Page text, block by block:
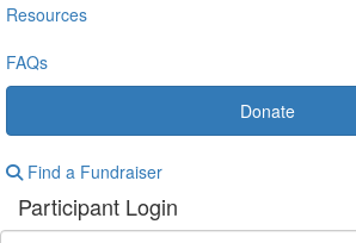
Resources
FAQs
Donate
Find a Fundraiser
Participant Login